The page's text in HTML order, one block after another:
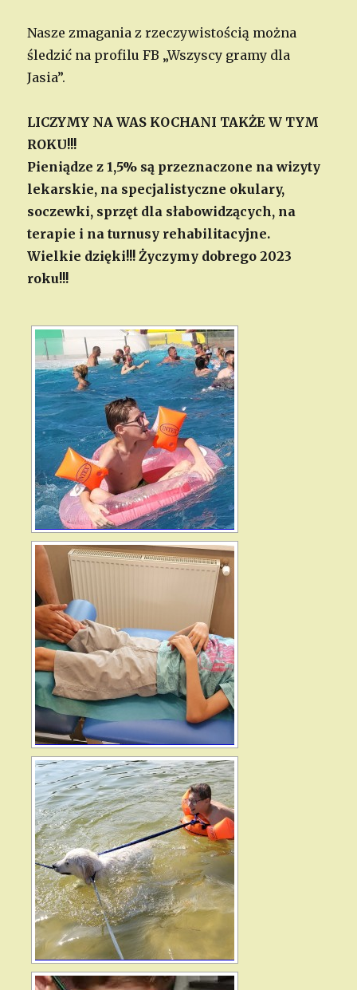
Nasze zmagania z rzeczywistością można
śledzić na profilu FB „Wszyscy gramy dla
Jasia”.
LICZYMY NA WAS KOCHANI TAKŻE W TYM
ROKU!!!
Pieniądze z 1,5% są przeznaczone na wizyty
lekarskie, na specjalistyczne okulary,
soczewki, sprzęt dla słabowidzących, na
terapie i na turnusy rehabilitacyjne.
Wielkie dzięki!!! Życzymy dobrego 2023
roku!!!